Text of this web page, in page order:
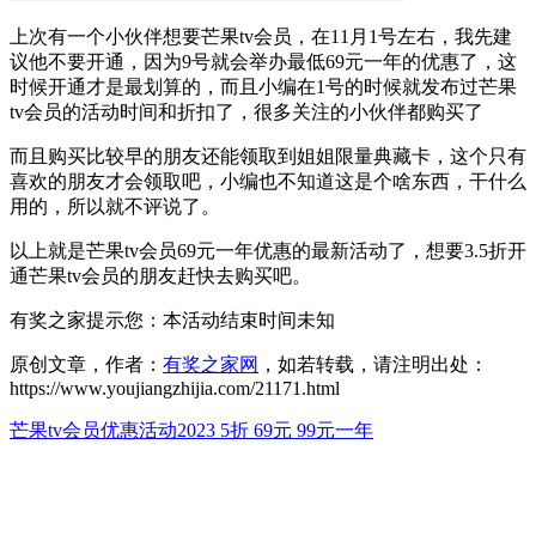
上次有一个小伙伴想要芒果tv会员，在11月1号左右，我先建
议他不要开通，因为9号就会举办最低69元一年的优惠了，这
时候开通才是最划算的，而且小编在1号的时候就发布过芒果
tv会员的活动时间和折扣了，很多关注的小伙伴都购买了
而且购买比较早的朋友还能领取到姐姐限量典藏卡，这个只有
喜欢的朋友才会领取吧，小编也不知道这是个啥东西，干什么
用的，所以就不评说了。
以上就是芒果tv会员69元一年优惠的最新活动了，想要3.5折开
通芒果tv会员的朋友赶快去购买吧。
有奖之家提示您： 本活动结束时间未知
原创文章，作者： 有奖之家网 ，如若转载，请注明出处：
https://www.youjiangzhijia.com/21171.html
芒果tv会员优惠活动2023 5折 69元 99元一年